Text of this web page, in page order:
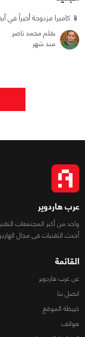
📱 كاميرا مزدوجة أخيراً في
بقلم محمد ناصر
منذ شهر
عرب هاردوير
واحد من أكبر المجتمعات
أحدث التقنيات فى مجال
القائمة
عن عرب هاردوير
اتصل بنا
خريطة الموقع
هواتف